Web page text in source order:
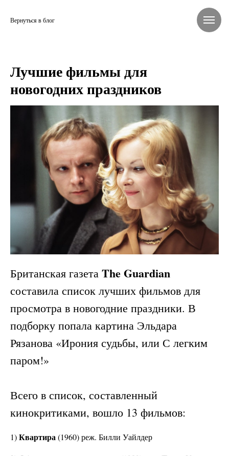
Вернуться в блог
Лучшие фильмы для
новогодних праздников
Британская газета The Guardian
составила список лучших фильмов для
просмотра в новогодние праздники. В
подборку попала картина Эльдара
Рязанова «Ирония судьбы, или С легким
паром!»
Всего в список, составленный
кинокритиками, вошло 13 фильмов:
1)Квартира (1960) реж. Билли Уайлдер